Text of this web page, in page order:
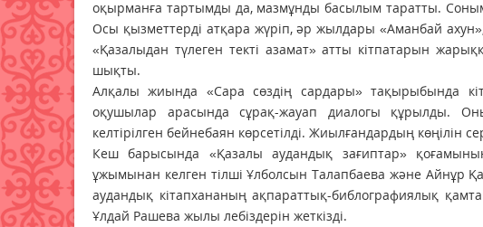
оқырманға тартымды да, мазмұнды басылым таратты.
Осы қызметтерді атқара жүріп, әр жылдары «Аманбай
«Қазалыдан түлеген текті азамат» атты кітпатарын
шықты.
Алқалы жиында «Сара сөздің сардары» тақырыбында
оқушылар арасында сұрақ-жауап диалогы құрылды.
келтірілген бейнебаян көрсетілді. Жиылғандардың
Кеш барысында «Қазалы аудандық зағиптар»
ұжымынан келген тілші Ұлболсын Талапбаева және Айнұр
аудандық кітапхананың ақпараттық-библографиялық
Ұлдай Рашева жылы лебіздерін жеткізді.